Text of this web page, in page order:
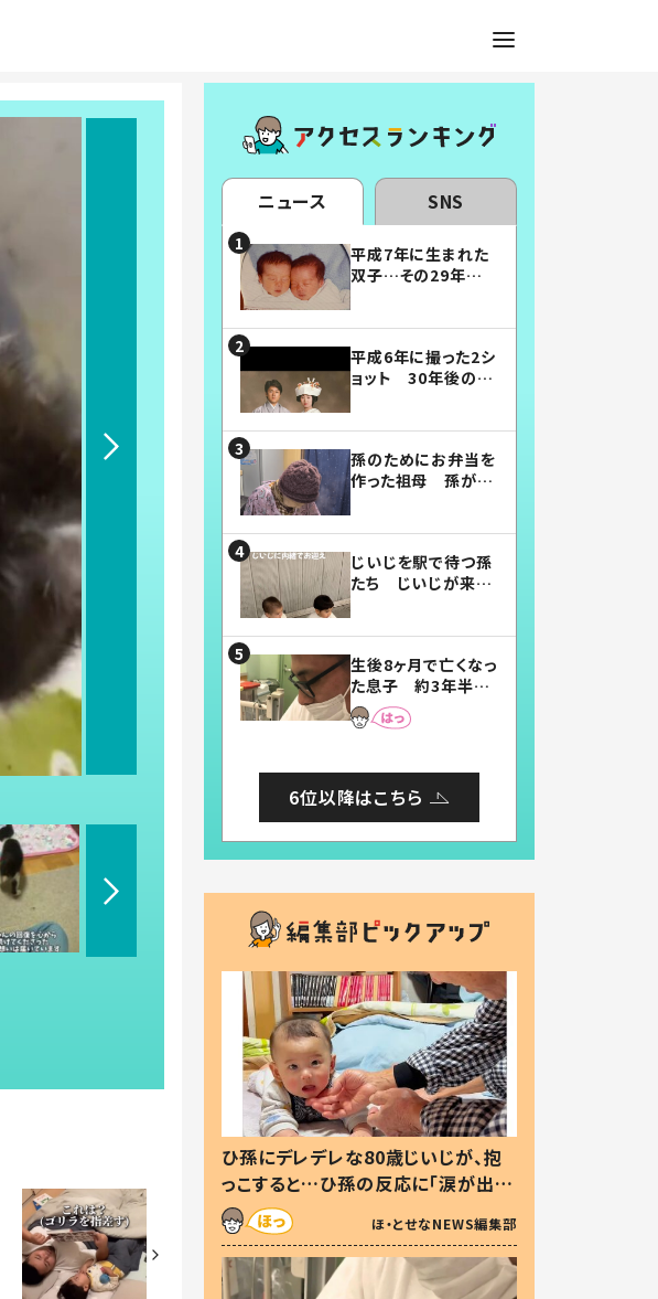
ニュース SNS
平成7年に生まれた
双子…その29年後
平成6年に撮った2シ
ョット 30年後の姿
孫のためにお弁当を
作った祖母 孫が絶
じいじを駅で待つ孫
たち じいじが来た
まらない」「幸せにな
れる」
生後8ヶ月で亡くなっ
た息子 約3年半
後、当時の妻の日記
に書いてあった本音
6位以降はこちら
ひ孫にデレデレな80歳じいじが、抱
っこすると…ひ孫の反応に「涙が出ま
した」「可愛くて仕方ない」
ほ・とせなNEWS編集部